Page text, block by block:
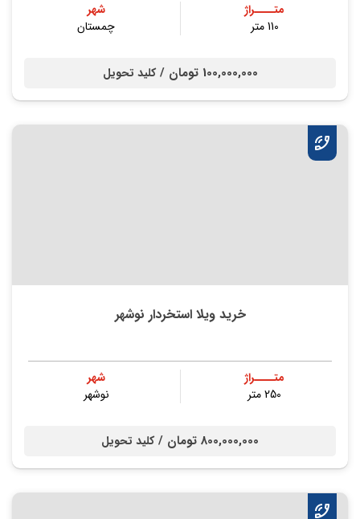
متــــراژ
110 متر
شهر
چمستان
100,000,000 تومان / کلید تحویل
خرید ویلا استخردار نوشهر
متــــراژ
250 متر
شهر
نوشهر
800,000,000 تومان / کلید تحویل